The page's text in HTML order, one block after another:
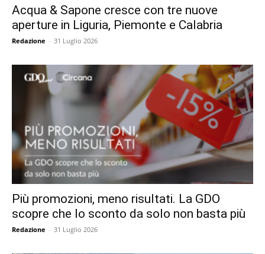
Acqua & Sapone cresce con tre nuove
aperture in Liguria, Piemonte e Calabria
Redazione - 31 Luglio 2026
Più promozioni, meno risultati. La GDO
scopre che lo sconto da solo non basta più
Redazione - 31 Luglio 2026